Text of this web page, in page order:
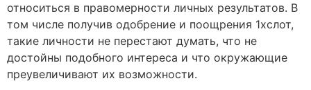
относиться в правомерности личных результатов. В
том числе получив одобрение и поощрения 1хслот,
такие личности не перестают думать, что не
достойны подобного интереса и что окружающие
преувеличивают их возможности.